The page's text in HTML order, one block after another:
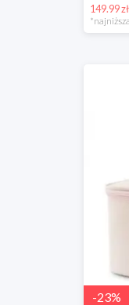
149.99 zł
-23%